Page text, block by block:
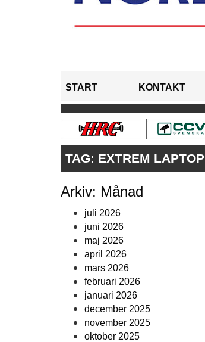
START KONTAKT
TAG: EXTREM LAPTOP
Arkiv: Månad
juli 2026
juni 2026
maj 2026
april 2026
mars 2026
februari 2026
januari 2026
december 2025
november 2025
oktober 2025